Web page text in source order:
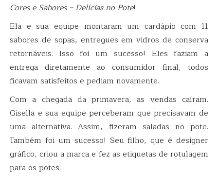
Cores e Sabores – Delícias no Pote!
Ela e sua equipe montaram um cardápio com 11
sabores de sopas, entregues em vidros de conserva
retornáveis. Isso foi um sucesso! Eles faziam a
entrega diretamente ao consumidor final, todos
ficavam satisfeitos e pediam novamente.
Com a chegada da primavera, as vendas caíram.
Gisella e sua equipe perceberam que precisavam de
uma alternativa. Assim, fizeram saladas no pote.
Também foi um sucesso! Seu filho, que é designer
gráfico, criou a marca e fez as etiquetas de rotulagem
para os potes.